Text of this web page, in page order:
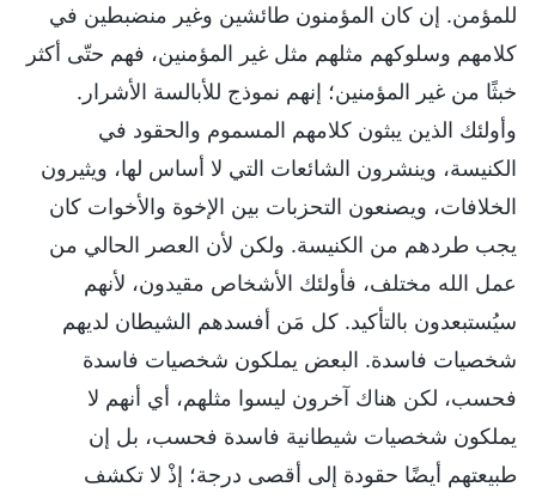
للمؤمن. إن كان المؤمنون طائشين وغير منضبطين في
كلامهم وسلوكهم مثلهم مثل غير المؤمنين، فهم حتّى أكثر
خبثًا من غير المؤمنين؛ إنهم نموذج للأبالسة الأشرار.
وأولئك الذين يبثون كلامهم المسموم والحقود في
الكنيسة، وينشرون الشائعات التي لا أساس لها، ويثيرون
الخلافات، ويصنعون التحزبات بين الإخوة والأخوات كان
يجب طردهم من الكنيسة. ولكن لأن العصر الحالي من
عمل الله مختلف، فأولئك الأشخاص مقيدون، لأنهم
سيُستبعدون بالتأكيد. كل مَن أفسدهم الشيطان لديهم
شخصيات فاسدة. البعض يملكون شخصيات فاسدة
فحسب، لكن هناك آخرون ليسوا مثلهم، أي أنهم لا
يملكون شخصيات شيطانية فاسدة فحسب، بل إن
طبيعتهم أيضًا حقودة إلى أقصى درجة؛ إذْ لا تكشف